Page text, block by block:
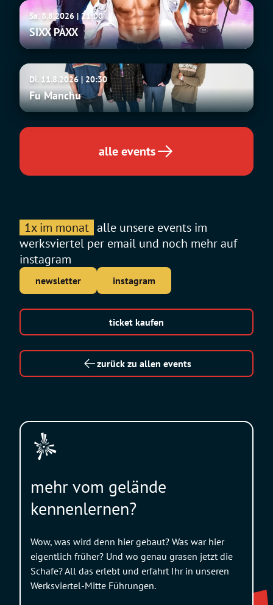
SIXX
PAXXSa. 8.8.2026 | 21:00
SIXX PAXX
Fu
Manchu
Di. 11.8.2026 | 20:30
Fu Manchu
alle events
1x im monat alle unsere events im
werksviertel per email und noch mehr auf
instagram
newsletter instagram
ticket kaufen
zurück zu allen events
mehr vom gelände
kennenlernen?
Wow, was wird denn hier gebaut? Was war hier
eigentlich früher? Und wo genau grasen jetzt die
Schafe? All das erlebt und erfahrt Ihr in unseren
Werksviertel-Mitte Führungen.